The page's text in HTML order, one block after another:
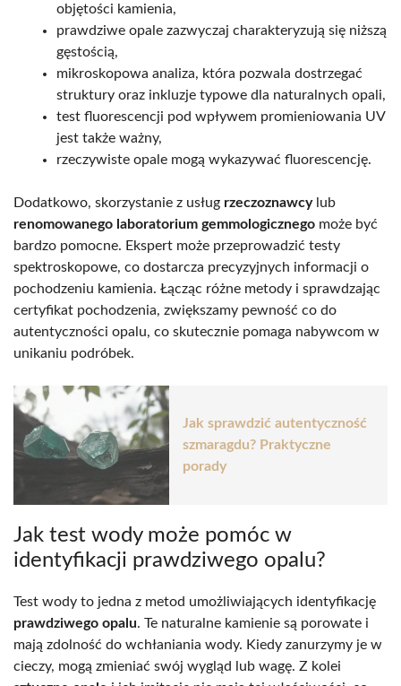
objętości kamienia,
prawdziwe opale zazwyczaj charakteryzują się niższą
gęstością,
mikroskopowa analiza, która pozwala dostrzegać
struktury oraz inkluzje typowe dla naturalnych opali,
test fluorescencji pod wpływem promieniowania UV
jest także ważny,
rzeczywiste opale mogą wykazywać fluorescencję.
Dodatkowo, skorzystanie z usług rzeczoznawcylub
renomowanego laboratorium gemmologicznego może być
bardzo pomocne. Ekspert może przeprowadzić testy
spektroskopowe, co dostarcza precyzyjnych informacji o
pochodzeniu kamienia. Łącząc różne metody i sprawdzając
certyfikat pochodzenia, zwiększamy pewność co do
autentyczności opalu, co skutecznie pomaga nabywcom w
unikaniu podróbek.
Jak sprawdzić autentyczność
szmaragdu? Praktyczne
porady
Jak test wody może pomóc w
identyfikacji prawdziwego opalu?
Test wody to jedna z metod umożliwiających identyfikację
prawdziwego opalu. Te naturalne kamienie są porowate i
mają zdolność do wchłaniania wody. Kiedy zanurzymy je w
cieczy, mogą zmieniać swój wygląd lub wagę. Z kolei